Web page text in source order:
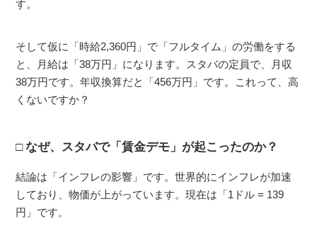
す。
そして仮に「時給2,360円」で「フルタイム」の労働をする
と、月給は「38万円」になります。スタバの定員で、月収
38万円です。年収換算だと「456万円」です。これって、高
くないですか？
なぜ、スタバで「賃金デモ」が起こったのか？
結論は「インフレの影響」です。世界的にインフレが加速
しており、物価が上がっています。現在は「1ドル = 139
円」です。